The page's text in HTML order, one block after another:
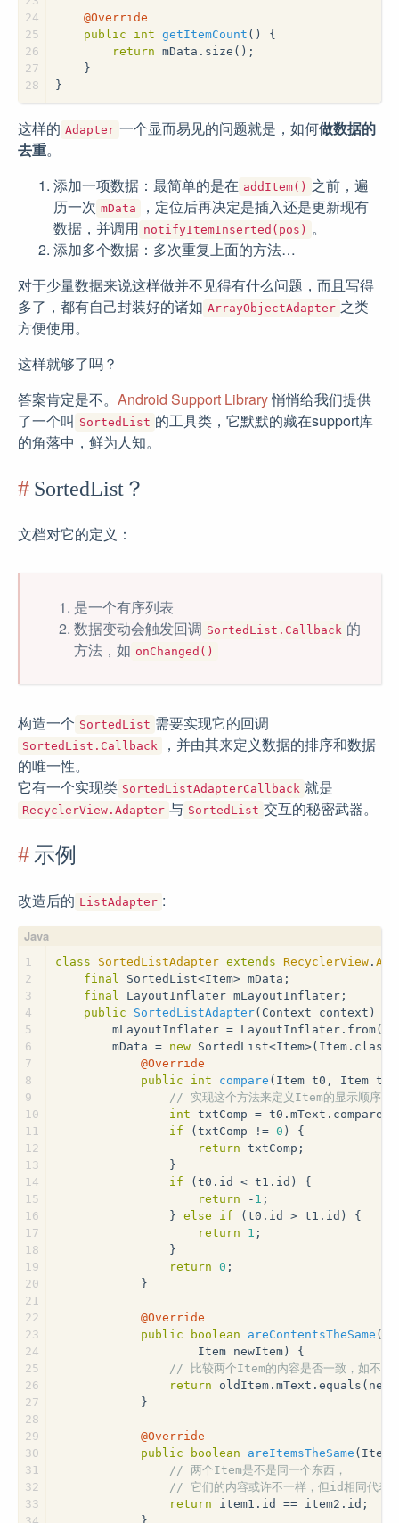
24
25
26
27
28
@Override
public
int getItemCount ()
{
return mData.size();
    }
}
这样的 Adapter 一个显而易见的问题就是，如何做数据的
去重。
添加一项数据：最简单的是在 addItem() 之前，遍
历一次 mData
，定位后再决定是插入还是更新现有
数据，并调用 notifyItemInserted(pos) 。
添加多个数据：多次重复上面的方法…
对于少量数据来说这样做并不见得有什么问题，而且写得
多了，都有自己封装好的诸如 ArrayObjectAdapter 之类
方便使用。
这样就够了吗？
答案肯定是不。 Android Support Library悄悄给我们提供
了一个叫 SortedList 的工具类，它默默的藏在support库
的角落中，鲜为人知。
SortedList？
文档对它的定义：
是一个有序列表
数据变动会触发回调 SortedList.Callback 的
方法，如 onChanged()
构造一个 SortedList 需要实现它的回调
SortedList.Callback
，并由其来定义数据的排序和数据
的唯一性。
它有一个实现类 SortedListAdapterCallback 就是
RecyclerView.Adapter 与 SortedList 交互的秘密武器。
示例
改造后的 ListAdapter :
1
2
3
4
5
6
7
8
9
10
11
12
13
14
15
16
17
18
19
20
21
22
23
24
25
26
27
28
29
30
31
32
33
class SortedListAdapter extends RecyclerView .
final
SortedList<Item> mData;
final
LayoutInflater mLayoutInflater;
public
SortedListAdapter(Context context)
mLayoutInflater =
        mData =
new
@Override
public
int compare (Item t0, Item t1)
// 实现这个方法来定义Item的显示顺序
int txtComp =
if (txtComp != 0 ) {
return txtComp;
                }
if (t0.id < t1.id) {
return - 1 ;
                }
else if (t0.id > t1.id) {
return
1 ;
                }
return 0 ;
            }
@Override
public
boolean areContentsTheSame
                    Item newItem)
{
// 比较两个Item的内容是否一致，如不
return
            }
@Override
public
boolean areItemsTheSame (Item
// 两个Item是不是同一个东西，
// 它们的内容或许不一样，但id相同代表
return item1.id == item2.id;